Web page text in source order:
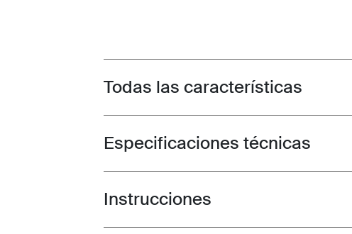
Toggle features
Todas las características
Toggle techspec
Especificaciones técnicas
Toggle guides and instructions
Instrucciones